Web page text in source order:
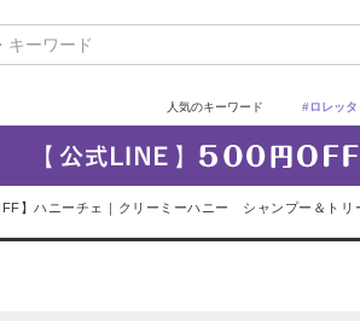
人気のキーワード #ロレッタ
】ハニーチェ｜クリーミーハニー シャンプー＆トリ